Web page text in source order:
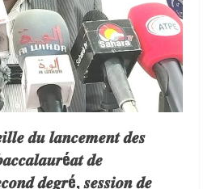
𝒅𝒖 𝒍𝒂𝒏𝒄𝒆𝒎𝒆𝒏𝒕 𝒅𝒆𝒔
𝒅𝒆
𝒅𝒆𝒈𝒓é, 𝒔𝒆𝒔𝒔𝒊𝒐𝒏 𝒅𝒆